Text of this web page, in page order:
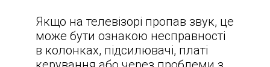
Якщо на телевізорі пропав звук, це
може бути ознакою несправності
в колонках, підсилювачі, платі